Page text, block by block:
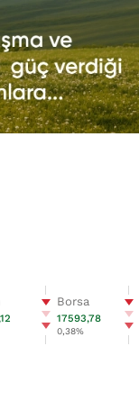
Borsa
17593,78
0,38%